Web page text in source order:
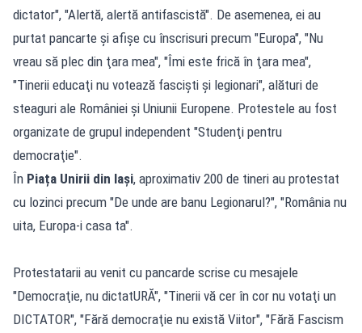
dictator", "Alertă, alertă antifascistă". De asemenea, ei au
purtat pancarte şi afişe cu înscrisuri precum "Europa", "Nu
vreau să plec din ţara mea", "Îmi este frică în ţara mea",
"Tinerii educaţi nu votează fascişti şi legionari", alături de
steaguri ale României şi Uniunii Europene. Protestele au fost
organizate de grupul independent "Studenţi pentru
democraţie".
În Piața Unirii din Iași, aproximativ 200 de tineri au protestat
cu lozinci precum "De unde are banu Legionarul?", "România nu
uita, Europa-i casa ta".
Protestatarii au venit cu pancarde scrise cu mesajele
"Democraţie, nu dictatURĂ", "Tinerii vă cer în cor nu votaţi un
DICTATOR", "Fără democraţie nu există Viitor", "Fără Fascism